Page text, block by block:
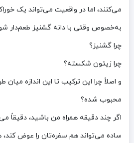
می‌کنند، اما در واقعیت می‌تواند یک
به‌خصوص وقتی با دانه گشنیز طعم‌دار
چرا گشنیز؟
چرا زیتون شکسته؟
و اصلاً چرا این ترکیب تا این اندازه
محبوب شده؟
اگر چند دقیقه همراه من باشید، دقیقاً
ساده می‌تواند هم سفره‌تان را عوض